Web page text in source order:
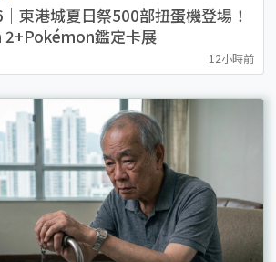
東港城夏日祭500部扭蛋機登場！
鑑定卡展
12小時前